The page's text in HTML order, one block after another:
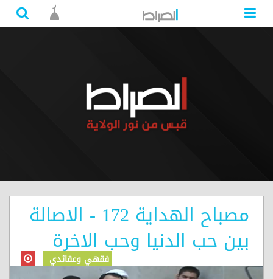
مصباح الهداية 172 - الاصالة
بين حب الدنيا وحب الاخرة
فقهي وعقائدي